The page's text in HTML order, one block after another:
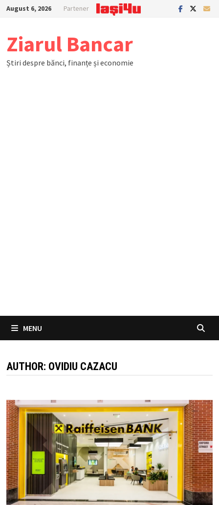
SkipAugust 6, 2026 Partener
Ziarul Bancar
Știri despre bănci, finanțe și economie
MENU
AUTHOR: OVIDIU CAZACU